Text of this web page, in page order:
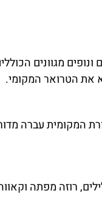
מגוונים
את הטרואר המקומי.
המקומית עברה
רוזה מפתה